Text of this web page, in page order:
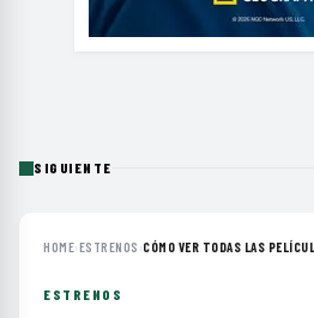
SIGUIENTE
HOME›ESTRENOS ›CÓMO VER TODAS LAS
ESTRENOS